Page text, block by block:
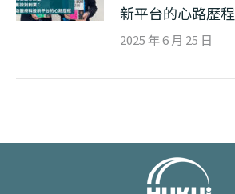
新平台的心路歷程
2025 年 6 月 25 日